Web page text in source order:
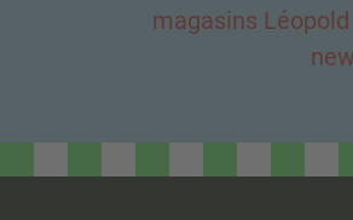
magasins